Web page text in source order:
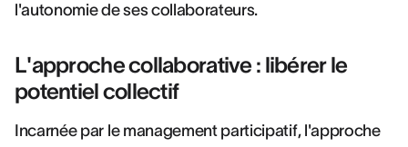
l'autonomie de ses collaborateurs.
L'approche collaborative : libérer le
potentiel collectif
Incarnée par le management participatif, l'approche